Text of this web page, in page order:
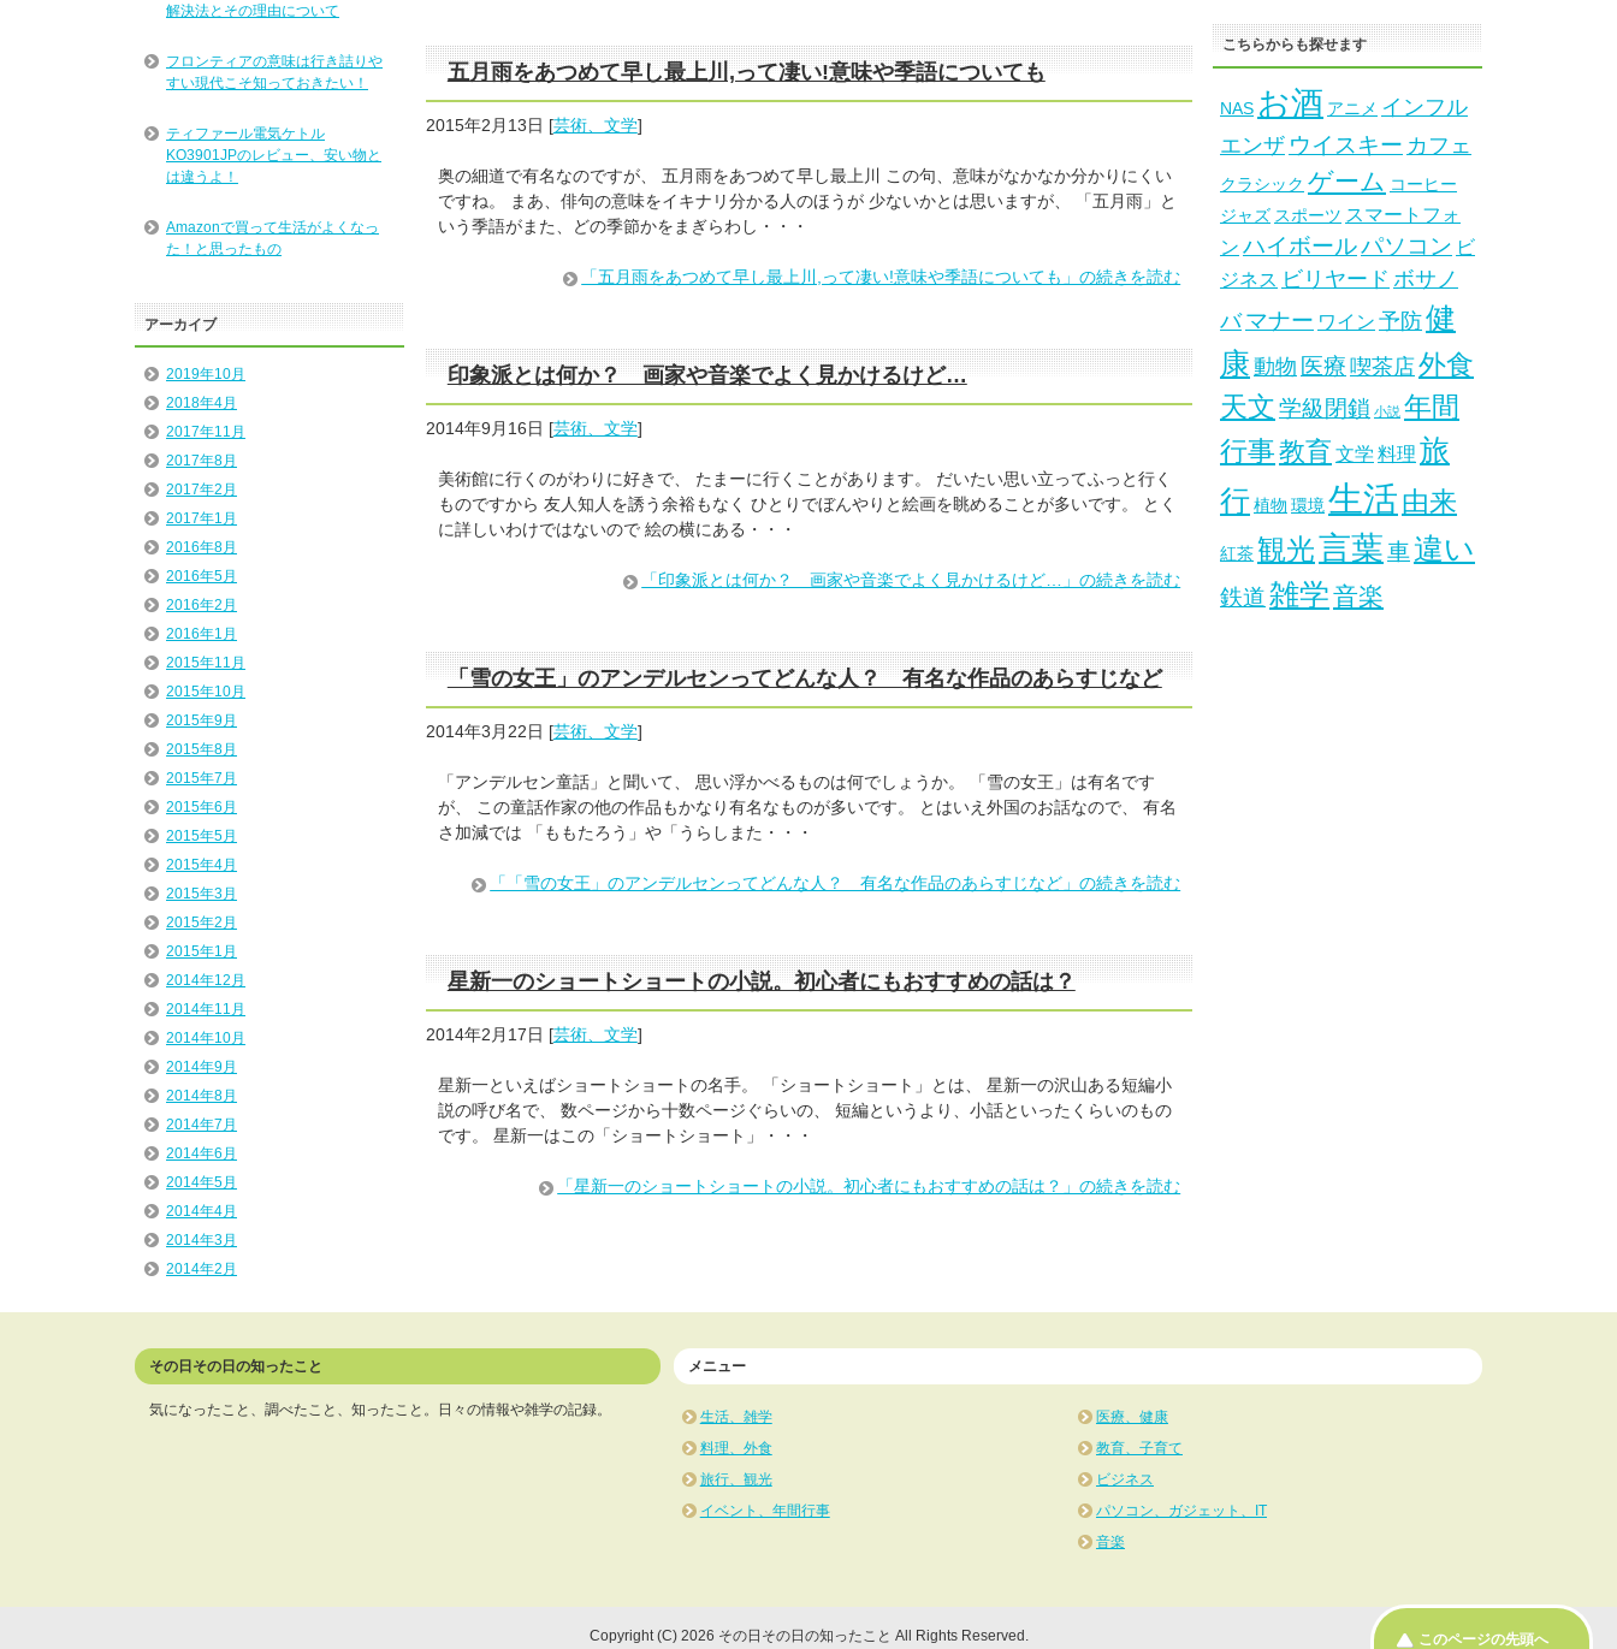
五月雨をあつめて早し最上川,って凄い!意味や季語についても
2015年2月13日 [芸術、文学]
奥の細道で有名なのですが、 五月雨をあつめて早し最上川 この句、意味がなかなか分かりにくい
ですね。 まあ、俳句の意味をイキナリ分かる人のほうが 少ないかとは思いますが、 「五月雨」と
いう季語がまた、どの季節かをまぎらわし・・・
「五月雨をあつめて早し最上川,って凄い!意味や季語についても」の続きを読む
印象派とは何か？ 画家や音楽でよく見かけるけど…
2014年9月16日 [芸術、文学]
美術館に行くのがわりに好きで、 たまーに行くことがあります。 だいたい思い立ってふっと行く
ものですから 友人知人を誘う余裕もなく ひとりでぼんやりと絵画を眺めることが多いです。 とく
に詳しいわけではないので 絵の横にある・・・
「印象派とは何か？ 画家や音楽でよく見かけるけど…」の続きを読む
「雪の女王」のアンデルセンってどんな人？ 有名な作品のあらすじなど
2014年3月22日 [芸術、文学]
「アンデルセン童話」と聞いて、 思い浮かべるものは何でしょうか。 「雪の女王」は有名です
が、 この童話作家の他の作品もかなり有名なものが多いです。 とはいえ外国のお話なので、 有名
さ加減では 「ももたろう」や「うらしまた・・・
「「雪の女王」のアンデルセンってどんな人？ 有名な作品のあらすじなど」の続きを読む
星新一のショートショートの小説。初心者にもおすすめの話は？
2014年2月17日 [芸術、文学]
星新一といえばショートショートの名手。 「ショートショート」とは、 星新一の沢山ある短編小
説の呼び名で、 数ページから十数ページぐらいの、 短編というより、小話といったくらいのもの
です。 星新一はこの「ショートショート」・・・
「星新一のショートショートの小説。初心者にもおすすめの話は？」の続きを読む
解決法とその理由について
フロンティアの意味は行き詰りや
すい現代こそ知っておきたい！
ティファール電気ケトル
KO3901JPのレビュー、安い物と
は違うよ！
Amazonで買って生活がよくなっ
た！と思ったもの
アーカイブ
2019年10月
2018年4月
2017年11月
2017年8月
2017年2月
2017年1月
2016年8月
2016年5月
2016年2月
2016年1月
2015年11月
2015年10月
2015年9月
2015年8月
2015年7月
2015年6月
2015年5月
2015年4月
2015年3月
2015年2月
2015年1月
2014年12月
2014年11月
2014年10月
2014年9月
2014年8月
2014年7月
2014年6月
2014年5月
2014年4月
2014年3月
2014年2月
こちらからも探せます
NAS お酒 アニメ インフル
エンザ ウイスキー カフェ
クラシック ゲーム コーヒー
ジャズ スポーツ スマートフォ
ン ハイボールパソコン ビ
ジネス ビリヤード ボサノ
バ マナー ワイン 予防健
康 動物 医療 喫茶店外食
天文学級閉鎖 小説 年間
行事教育 文学 料理 旅
行植物 環境生活由来
紅茶観光言葉車違い
鉄道雑学音楽
その日その日の知ったこと
気になったこと、調べたこと、知ったこと。日々の情報や雑学の記録。
メニュー
生活、雑学
料理、外食
旅行、観光
イベント、年間行事
医療、健康
教育、子育て
ビジネス
パソコン、ガジェット、IT
音楽
Copyright (C) 2026 その日その日の知ったこと All Rights Reserved. このページの先頭へ